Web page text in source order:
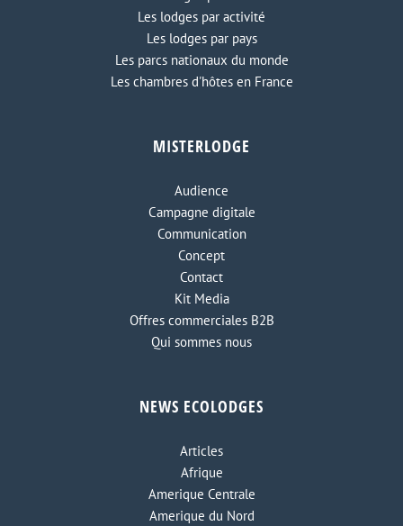
Les lodges par activité
Les lodges par pays
Les parcs nationaux du monde
Les chambres d'hôtes en France
MISTERLODGE
Audience
Campagne digitale
Communication
Concept
Contact
Kit Media
Offres commerciales B2B
Qui sommes nous
NEWS ECOLODGES
Articles
Afrique
Amerique Centrale
Amerique du Nord